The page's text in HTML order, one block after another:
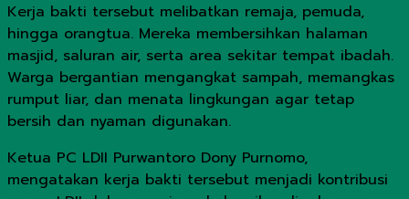
Kerja bakti tersebut melibatkan remaja, pemuda,
hingga orangtua. Mereka membersihkan halaman
masjid, saluran air, serta area sekitar tempat ibadah.
Warga bergantian mengangkat sampah, memangkas
rumput liar, dan menata lingkungan agar tetap
bersih dan nyaman digunakan.
Ketua PC LDII Purwantoro Dony Purnomo,
mengatakan kerja bakti tersebut menjadi kontribusi